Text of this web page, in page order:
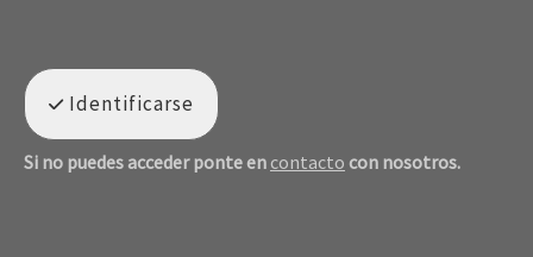
Identificarse
Si no puedes acceder ponte en contacto con nosotros.